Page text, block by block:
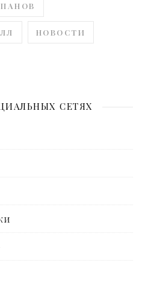
НОВОСТИ
СЕТЯХ